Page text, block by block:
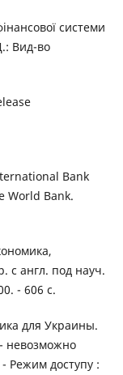
системи
Вид-во
Bank
World Bank.
с англ. под науч.
- 606 с.
для Украины.
невозможно
Режим доступу :